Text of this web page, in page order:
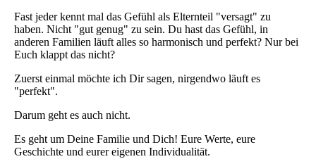
Fast jeder kennt mal das Gefühl als Elternteil "versagt" zu
haben. Nicht "gut genug" zu sein. Du hast das Gefühl, in
anderen Familien läuft alles so harmonisch und perfekt? Nur bei
Euch klappt das nicht?
Zuerst einmal möchte ich Dir sagen, nirgendwo läuft es
"perfekt".
Darum geht es auch nicht.
Es geht um Deine Familie und Dich! Eure Werte, eure
Geschichte und eurer eigenen Individualität.